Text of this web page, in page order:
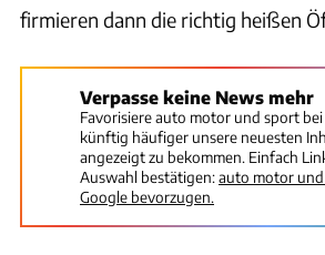
firmieren dann die richtig heißen
Verpasse keine News mehr
Favorisiere auto motor und sport
künftig häufiger unsere neuesten
angezeigt zu bekommen. Einfach
Auswahl bestätigen:auto motor
Google bevorzugen.